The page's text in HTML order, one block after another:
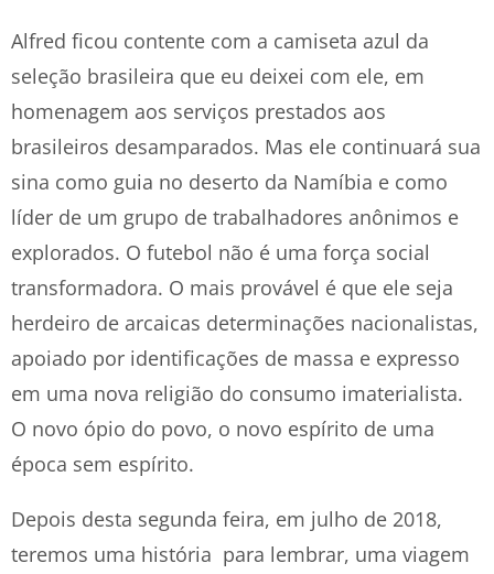
Alfred ficou contente com a camiseta azul da
seleção brasileira que eu deixei com ele, em
homenagem aos serviços prestados aos
brasileiros desamparados. Mas ele continuará sua
sina como guia no deserto da Namíbia e como
líder de um grupo de trabalhadores anônimos e
explorados. O futebol não é uma força social
transformadora. O mais provável é que ele seja
herdeiro de arcaicas determinações nacionalistas,
apoiado por identificações de massa e expresso
em uma nova religião do consumo imaterialista.
O novo ópio do povo, o novo espírito de uma
época sem espírito.
Depois desta segunda feira, em julho de 2018,
teremos uma história para lembrar, uma viagem